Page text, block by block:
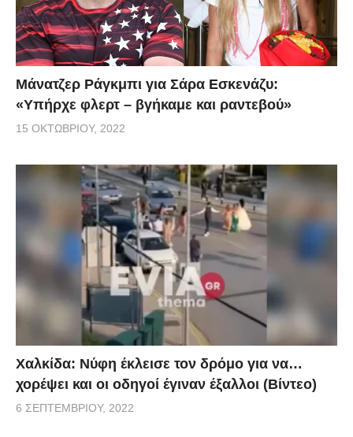
Μάνατζερ Ράγκμπι για Σάρα Εσκενάζυ:
«Υπήρχε φλερτ – βγήκαμε και ραντεβού»
15 ΟΚΤΩΒΡΊΟΥ, 2022
Χαλκίδα: Νύφη έκλεισε τον δρόμο για να…
χορέψει και οι οδηγοί έγιναν έξαλλοι (Βίντεο)
6 ΣΕΠΤΕΜΒΡΊΟΥ, 2022